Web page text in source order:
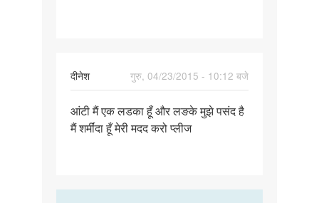
दीनेश
गुरु, 04/23/2015 - 10:12 बजे
आंटी
मैं
आंटी मैं एक लडका हूँ और लङके मुझे पसंद है
मैं शर्मींदा हूँ मेरी मदद करो प्लीज